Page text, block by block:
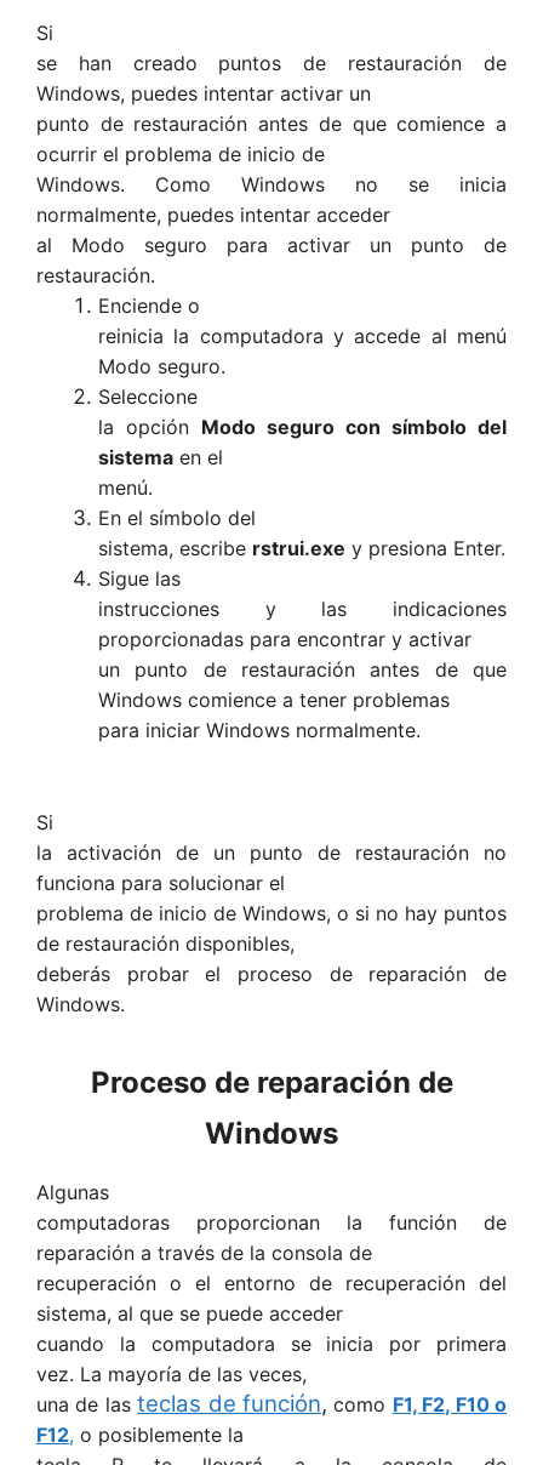
Si
se han creado puntos de restauración de
Windows, puedes intentar activar un
punto de restauración antes de que comience a
ocurrir el problema de inicio de
Windows. Como Windows no se inicia
normalmente, puedes intentar acceder
al Modo seguro para activar un punto de
restauración.
Enciende o
reinicia la computadora y accede al menú
Modo seguro.
Seleccione
la opción Modo seguro con símbolo del
sistema en el
menú.
En el símbolo del
sistema, escribe rstrui.exe y presiona Enter.
Sigue las
instrucciones y las indicaciones
proporcionadas para encontrar y activar
un punto de restauración antes de que
Windows comience a tener problemas
para iniciar Windows normalmente.
Si
la activación de un punto de restauración no
funciona para solucionar el
problema de inicio de Windows, o si no hay puntos
de restauración disponibles,
deberás probar el proceso de reparación de
Windows.
Proceso de reparación de
Windows
Algunas
computadoras proporcionan la función de
reparación a través de la consola de
recuperación o el entorno de recuperación del
sistema, al que se puede acceder
cuando la computadora se inicia por primera
vez. La mayoría de las veces,
una de lasteclas de función, como F1, F2, F10 o
F12, o posiblemente la